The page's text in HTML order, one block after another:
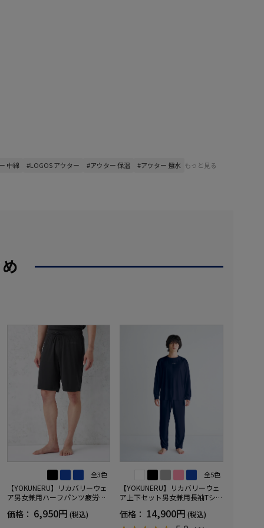
中綿 #LOGOS アウター #アウター 保温 #アウター 撥水 もっと見る
全3色
【YOKUNERU】リカバリーウェ
ア男女兼用ハーフパンツ疲労回
IX(R)【一般医療機器】SS～LLサ
価格： 6,950円 (税込)
全5色
【YOKUNERU】リカバリーウェ
ア上下セット男女兼用長袖Tシャ
進遠赤外線快眠NANOMIX(R)【一
般医療機器】SS～LLサイズ
価格： 14,900円 (税込)